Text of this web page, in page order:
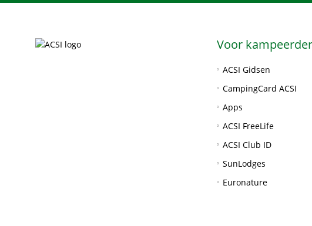
Voor
ACSI Gidsen
CampingCard ACSI
Apps
ACSI FreeLife
ACSI Club ID
SunLodges
Euronature